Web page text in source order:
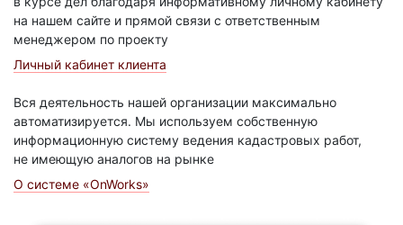
на нашем сайте и прямой связи с ответственным
менеджером по проекту
Личный кабинет клиента
Вся деятельность нашей организации максимально
автоматизируется. Мы используем собственную
информационную систему ведения кадастровых работ,
не имеющую аналогов на рынке
О системе «OnWorks»